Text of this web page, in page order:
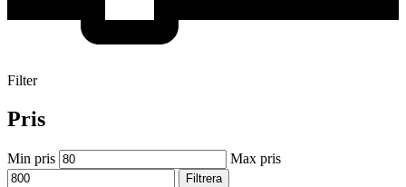
Filter
Pris
Min pris Max pris
Filtrera